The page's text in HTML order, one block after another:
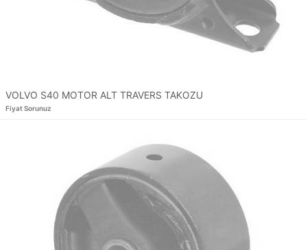
VOLVO S40 MOTOR ALT TRAVERS TAKOZU
Fiyat Sorunuz